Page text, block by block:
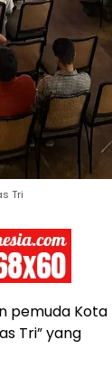
Tri
pemuda Kota
Tri” yang